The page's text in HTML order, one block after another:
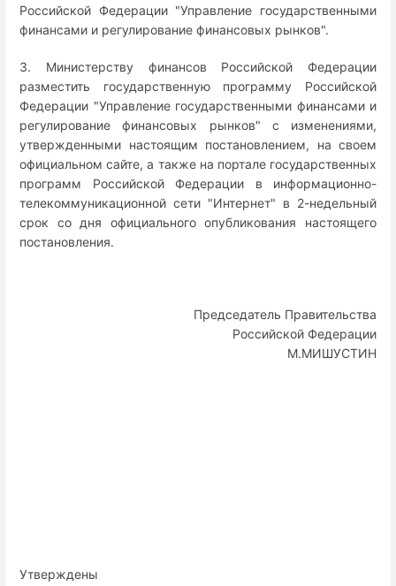
Российской Федерации "Управление государственными
финансами и регулирование финансовых рынков".
3. Министерству финансов Российской Федерации
разместить государственную программу Российской
Федерации "Управление государственными финансами и
регулирование финансовых рынков" с изменениями,
утвержденными настоящим постановлением, на своем
официальном сайте, а также на портале государственных
программ Российской Федерации в информационно-
телекоммуникационной сети "Интернет" в 2-недельный
срок со дня официального опубликования настоящего
постановления.
Председатель Правительства
Российской Федерации
М.МИШУСТИН
Утверждены